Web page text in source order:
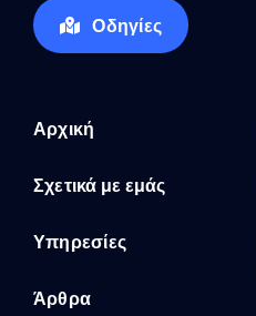
Οδηγίες
Αρχική
Σχετικά με εμάς
Υπηρεσίες
Άρθρα